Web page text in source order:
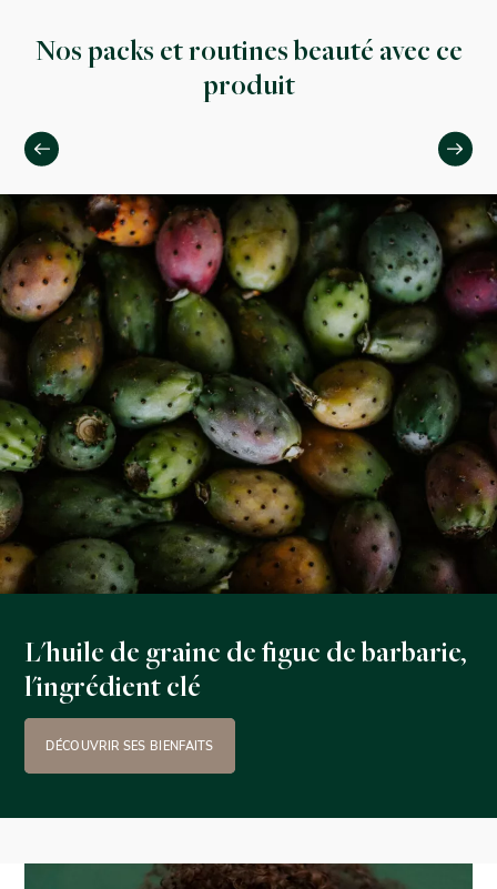
Nos packs et routines beauté avec ce
produit
L'huile de graine de figue de barbarie,
l'ingrédient clé
DÉCOUVRIR SES BIENFAITS